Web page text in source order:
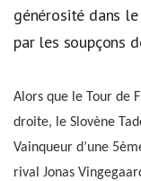
générosité dans
par les soupçons
Alors que le Tour de
droite, le Slovène
Vainqueur d’une
rival Jonas